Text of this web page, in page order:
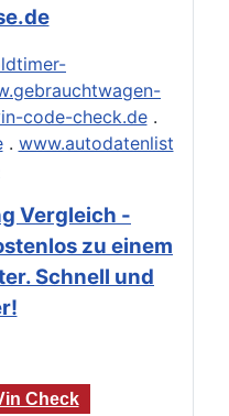
code-check.de.
. www.autodatenlist
Vergleich -
zu einem
Schnell und
Check